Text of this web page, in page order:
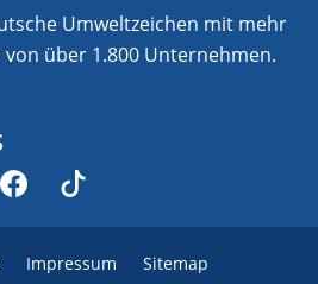
Umweltzeichen mit mehr
über 1.800 Unternehmen.
Impressum
Sitemap